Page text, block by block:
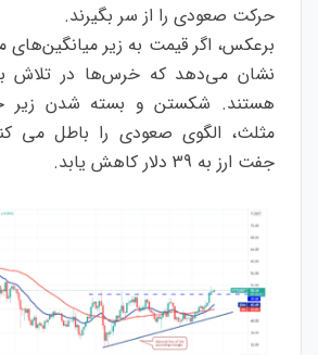
حرکت صعودی را از سر بگیرند.
برعکس، اگر قیمت به زیر
نشان می‌دهد که خرس‌ها در تلاش
هستند. شکستن و بسته شدن زیر
مثلث، الگوی صعودی را باطل می
جفت ارز به 39 دلار کاهش یابد.